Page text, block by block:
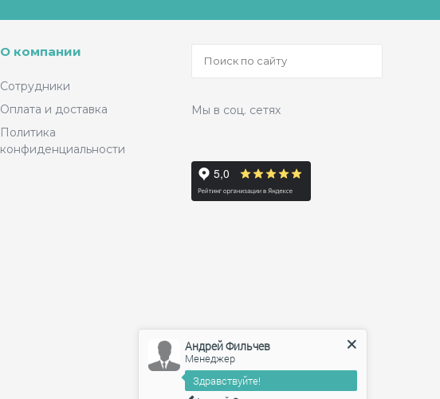
О компании
Сотрудники
Оплата и доставка
Политика
конфиденциальности
Мы в соц. сетях
Андрей Фильчев
Менеджер
Здравствуйте!